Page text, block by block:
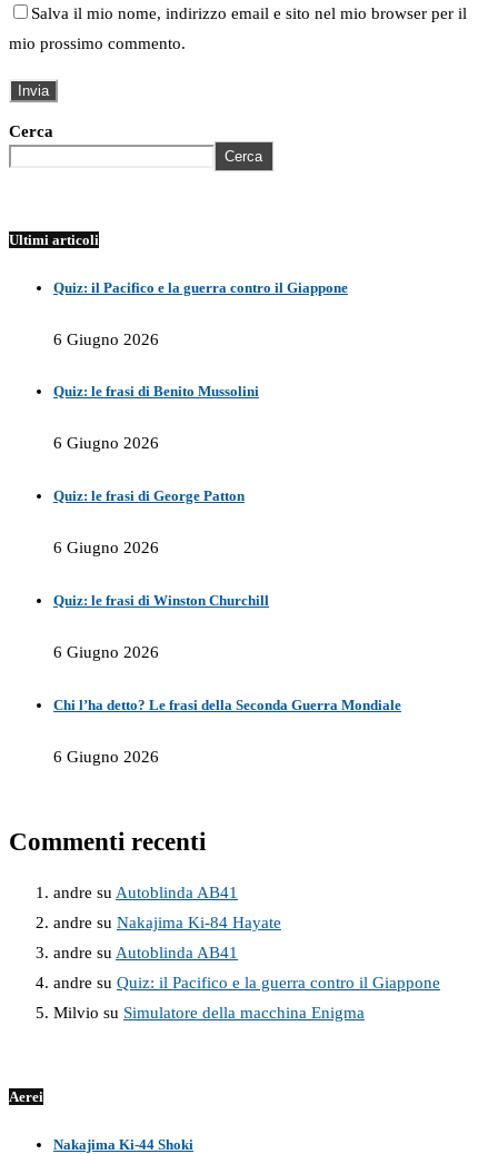
Salva il mio nome, indirizzo email e sito nel mio browser per il
mio prossimo commento.
Cerca
Cerca
Ultimi articoli
Quiz: il Pacifico e la guerra contro il Giappone
6 Giugno 2026
Quiz: le frasi di Benito Mussolini
6 Giugno 2026
Quiz: le frasi di George Patton
6 Giugno 2026
Quiz: le frasi di Winston Churchill
6 Giugno 2026
Chi l’ha detto? Le frasi della Seconda Guerra Mondiale
6 Giugno 2026
Commenti recenti
andre su Autoblinda AB41
andre su Nakajima Ki-84 Hayate
andre su Autoblinda AB41
andre su Quiz: il Pacifico e la guerra contro il Giappone
Milvio su Simulatore della macchina Enigma
Aerei
Nakajima Ki-44 Shoki